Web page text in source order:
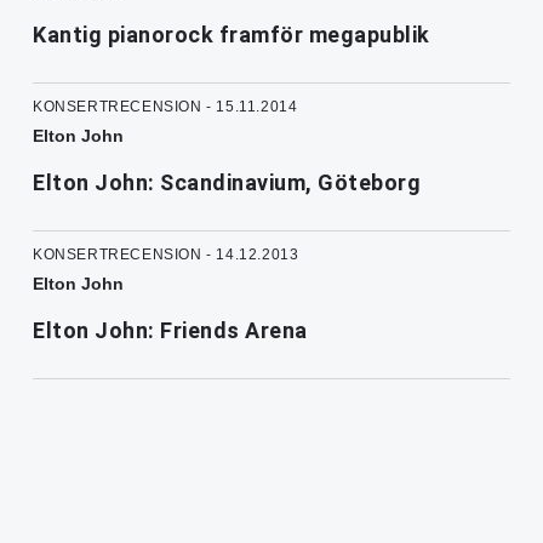
Kantig pianorock framför megapublik
KONSERTRECENSION - 15.11.2014
Elton John
Elton John: Scandinavium, Göteborg
KONSERTRECENSION - 14.12.2013
Elton John
Elton John: Friends Arena